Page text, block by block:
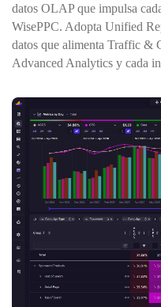
datos OLAP que impulsa
WisePPC. Adopta Unified
datos que alimenta Traffic &
Advanced Analytics y cada